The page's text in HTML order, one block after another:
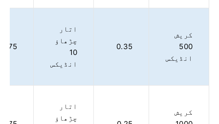
کریش
500
انڈیکس
0.35
اتار
چڑھاؤ
10
انڈیکس
0.75
کریش
اتار
چڑھاؤ